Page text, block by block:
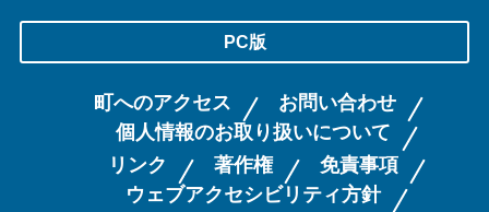
PC版
町へのアクセス
お問い合わせ
個人情報のお取り扱いについて
リンク
著作権
免責事項
ウェブアクセシビリティ方針